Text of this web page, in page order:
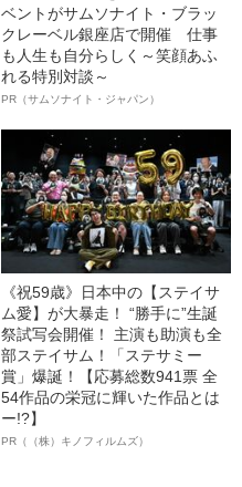
ベントがサムソナイト・ブラッ
クレーベル銀座店で開催 仕事
も人生も自分らしく～笑顔あふ
れる特別対談～
PR（サムソナイト・ジャパン）
《祝59歳》日本中の【ステイサ
ム愛】が大暴走！ “勝手に”生誕
祭試写会開催！ 主演も助演も全
部ステイサム！「ステサミー
賞」爆誕！【応募総数941票 全
54作品の栄冠に輝いた作品とは
ー!?】
PR（（株）キノフィルムズ）